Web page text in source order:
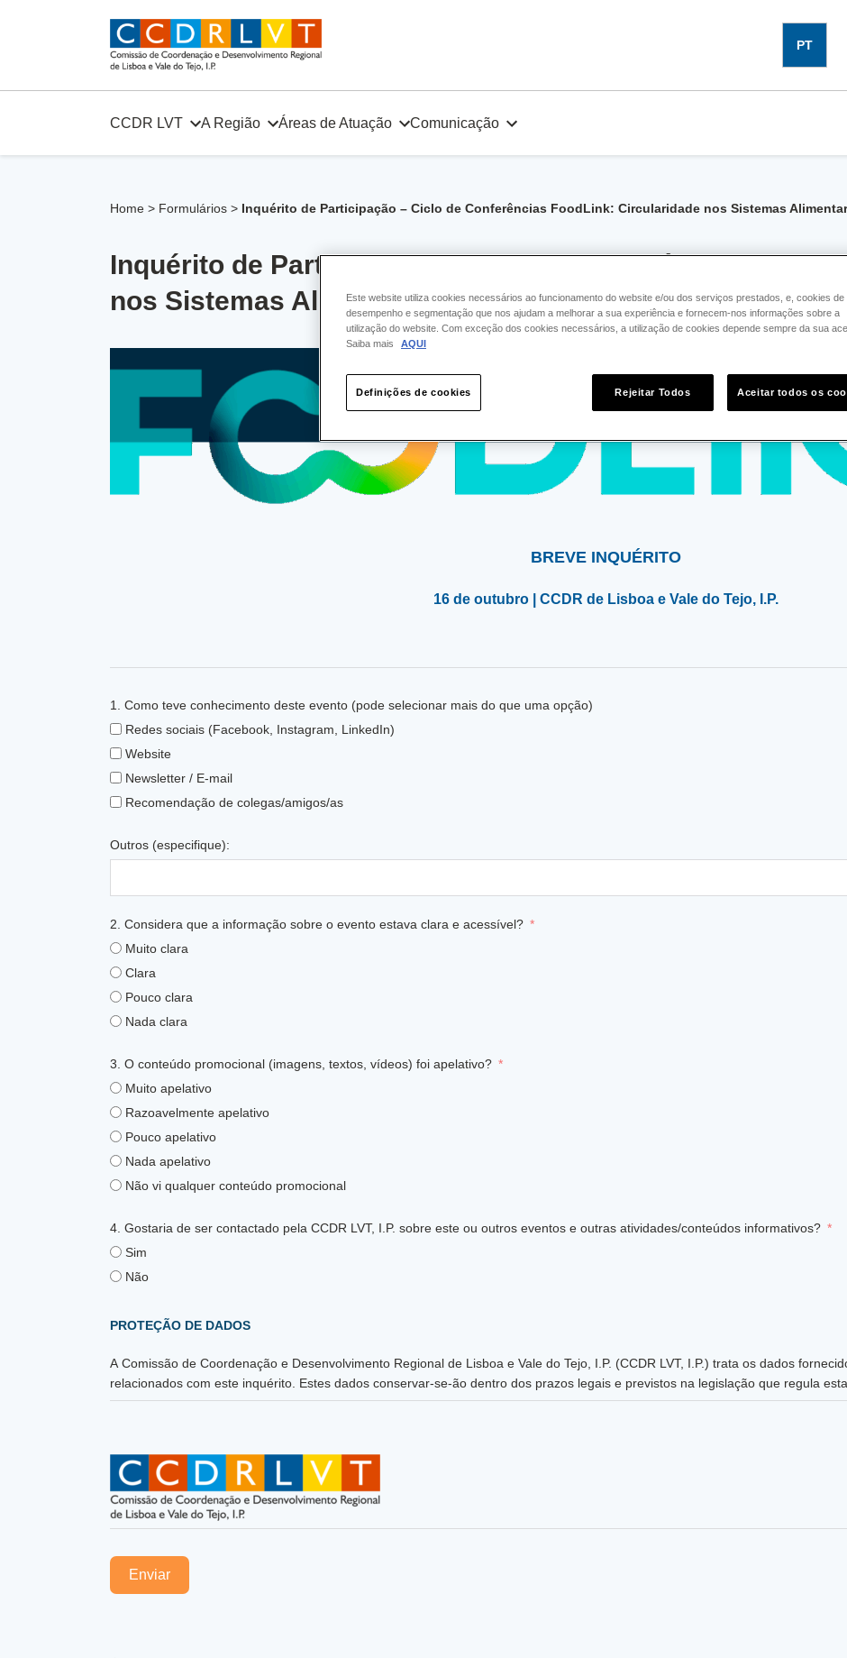
PT
CCDR LVT A Região Áreas de Atuação Comunicação
Home > Formulários > Inquérito de Participação – Ciclo de Conferências FoodLink: Circularidade nos Sistemas
Inquérito de Participação – Ciclo de Conferências
nos Sistemas Alimentares
BREVE INQUÉRITO
16 de outubro | CCDR de Lisboa e Vale do Tejo, I.P.
1. Como teve conhecimento deste evento (pode selecionar mais do que uma opção)
Redes sociais (Facebook, Instagram, LinkedIn)
Website
Newsletter / E-mail
Recomendação de colegas/amigos/as
Outros (especifique):
2. Considera que a informação sobre o evento estava clara e acessível?
Muito clara
Clara
Pouco clara
Nada clara
3. O conteúdo promocional (imagens, textos, vídeos) foi apelativo?
Muito apelativo
Razoavelmente apelativo
Pouco apelativo
Nada apelativo
Não vi qualquer conteúdo promocional
4. Gostaria de ser contactado pela CCDR LVT, I.P. sobre este ou outros eventos e outras atividades/conteúdos informativos?
Sim
Não
PROTEÇÃO DE DADOS
A Comissão de Coordenação e Desenvolvimento Regional de Lisboa e Vale do Tejo, I.P. (CCDR LVT, I.P.) trata os dados
relacionados com este inquérito. Estes dados conservar-se-ão dentro dos prazos legais e previstos na legislação que regula
Enviar
Este website utiliza cookies necessários ao funcionamento do website e/ou dos serviços prestados, e, cookies de
desempenho e segmentação que nos ajudam a melhorar a sua experiência e fornecem-nos informações sobre a
utilização do website. Com exceção dos cookies necessários, a utilização de cookies depende sempre da sua
Saiba mais
AQUI
Rejeitar Todos Aceitar todos os
Definições de cookies